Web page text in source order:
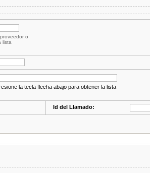
o
lista
la tecla flecha abajo para obtener la lista
Id del Llamado: